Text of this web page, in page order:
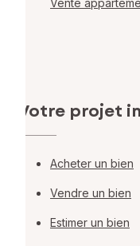
Vente
Votre projet
Acheter un bien
Vendre un bien
Estimer un bien